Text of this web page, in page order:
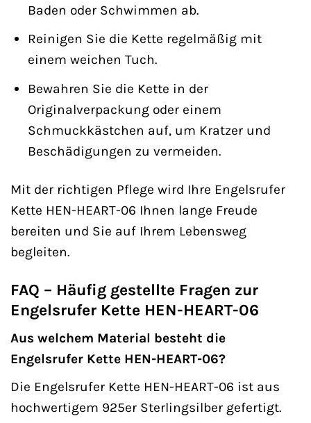
Baden oder Schwimmen ab.
Reinigen Sie die Kette regelmäßig mit
einem weichen Tuch.
Bewahren Sie die Kette in der
Originalverpackung oder einem
Schmuckkästchen auf, um Kratzer und
Beschädigungen zu vermeiden.
Mit der richtigen Pflege wird Ihre Engelsrufer
Kette HEN-HEART-06 Ihnen lange Freude
bereiten und Sie auf Ihrem Lebensweg
begleiten.
FAQ – Häufig gestellte Fragen zur
Engelsrufer Kette HEN-HEART-06
Aus welchem Material besteht die
Engelsrufer Kette HEN-HEART-06?
Die Engelsrufer Kette HEN-HEART-06 ist aus
hochwertigem 925er Sterlingsilber gefertigt.